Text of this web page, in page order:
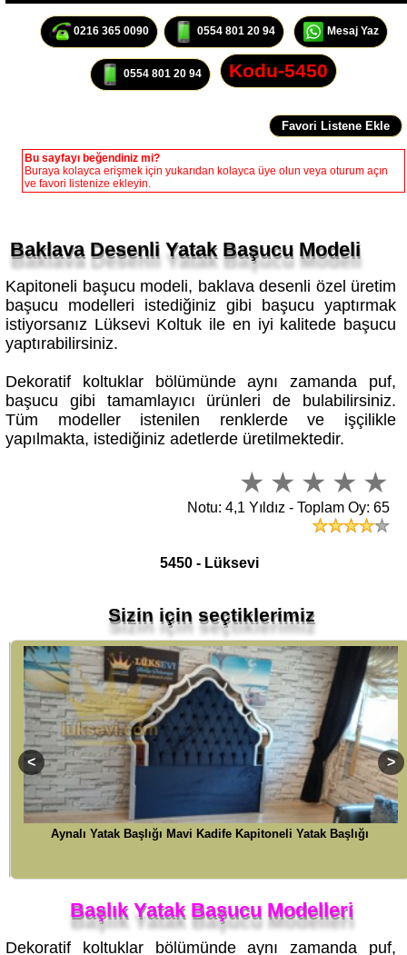
0216 365 0090 0554 801 20 94 Mesaj Yaz
0554 801 20 94 Kodu-5450
Buraya kolayca erişmek için yukarıdan kolayca üye olun veya oturum açın
ve favori listenize ekleyin.
Kapitoneli başucu modeli, baklava desenli özel üretim
başucu modelleri istediğiniz gibi başucu yaptırmak
istiyorsanız Lüksevi Koltuk ile en iyi kalitede başucu
yaptırabilirsiniz.
başucu gibi tamamlayıcı ürünleri de bulabilirsiniz.
Tüm modeller istenilen renklerde ve işçilikle
yapılmakta, istediğiniz adetlerde üretilmektedir.
Notu: 4,1 Yıldız - Toplam Oy: 65
Aynalı Yatak Başlığı Mavi Kadife Kapitoneli Yatak Başlığı
Dekoratif koltuklar bölümünde aynı zamanda puf,
başucu gibi tamamlayıcı ürünleri de bulabilirsiniz.